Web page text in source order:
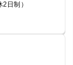
日制）